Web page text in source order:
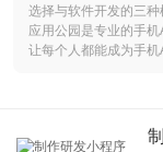
选择与软件开发的三种
应用公园是专业的手
让每个人都能成为手机